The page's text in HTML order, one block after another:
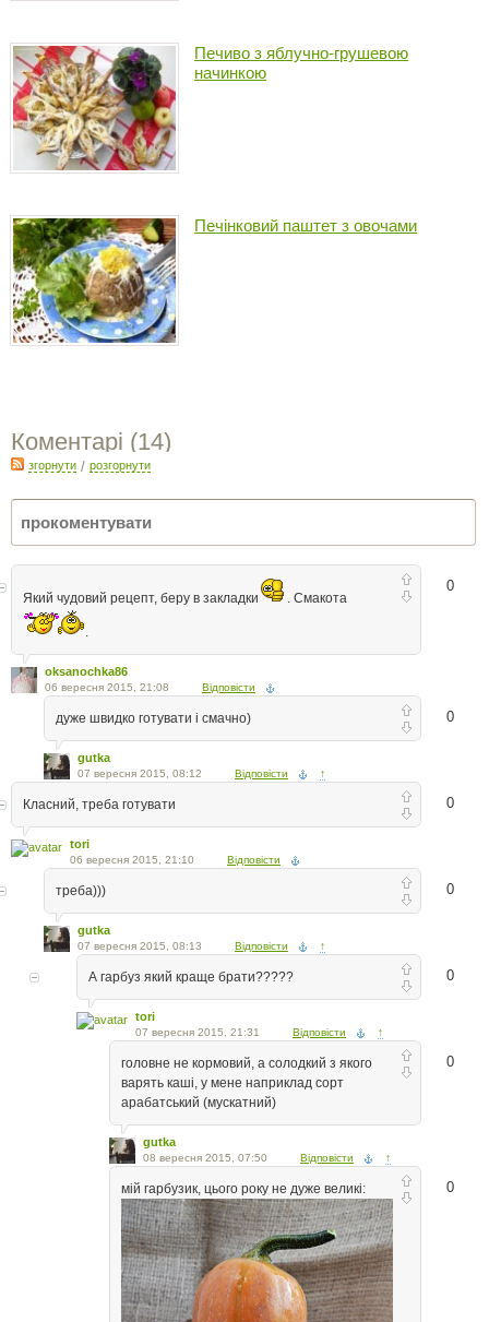
Печиво з яблучно-грушевою
начинкою
Печінковий паштет з овочами
Коментарі (14)
згорнути / розгорнути
0
Який чудовий рецепт, беру в закладки . Смакота
.
oksanochka86
06 вересня 2015, 21:08 Відповісти
0
дуже швидко готувати і смачно)
gutka
07 вересня 2015, 08:12 Відповісти ↑
0
Класний, треба готувати
tori
06 вересня 2015, 21:10 Відповісти
0
треба)))
gutka
07 вересня 2015, 08:13 Відповісти ↑
0
А гарбуз який краще брати?????
tori
07 вересня 2015, 21:31 Відповісти ↑
0
головне не кормовий, а солодкий з якого
варять каші, у мене наприклад сорт
арабатський (мускатний)
gutka
08 вересня 2015, 07:50 Відповісти ↑
0
мій гарбузик, цього року не дуже великі: